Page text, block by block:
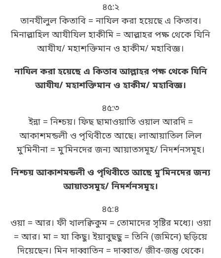
৪৫:২
তানযীলুল কিতাবি = নাযিল করা হয়েছে এ কিতাব।
মিনাল্লাহিল আযীযিল হাকীমি = আল্লাহর পক্ষ থেকে যিনি
আযীয/ মহাশক্তিমান ও হাকীম/ মহাবিজ্ঞ।
নাযিল করা হয়েছে এ কিতাব আল্লাহর পক্ষ থেকে যিনি
আযীয/ মহাশক্তিমান ও হাকীম/ মহাবিজ্ঞ।
৪৫:৩
ইন্না = নিশ্চয়। ফিছ ছামাওয়াতি ওয়াল আরদি =
আকাশমন্ডলী ও পৃথিবীতে আছে। লাআয়াতিল লিল
মু’মিনীনা = মু’মিনদের জন্য আয়াতসমূহ/ নিদর্শনসমূহ।
নিশ্চয় আকাশমন্ডলী ও পৃথিবীতে আছে মু’মিনদের জন্য
আয়াতসমূহ/ নিদর্শনসমূহ।
৪৫:৪
ওয়া = আর। ফী খালক্বিকুম = তোমাদের সৃষ্টির মধ্যে। ওয়া
= আর। মা = যা কিছু। ইয়াবুছছু = তিনি (জমিনে) ছড়িয়ে
দিয়েছেন। মিন দাব্বাতিন = দাব্বাত/ জীব-জন্তু থেকে।